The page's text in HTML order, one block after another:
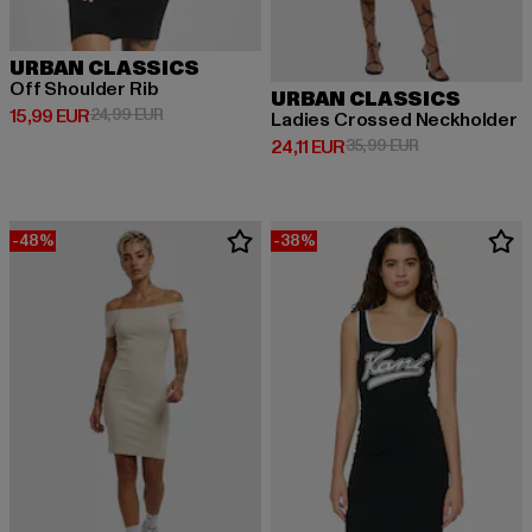
URBAN CLASSICS
Off Shoulder Rib
15,99 EUR
Derzeitiger Preis: 15,99 EUR
24,99 EURAktionspreis: 24,99 EUR
URBAN CLASSICS
Ladies Crossed Neckholder
24,11 EUR
Derzeitiger Preis: 24,11 EUR
35,99 EURAktionspreis:
-48% -38%